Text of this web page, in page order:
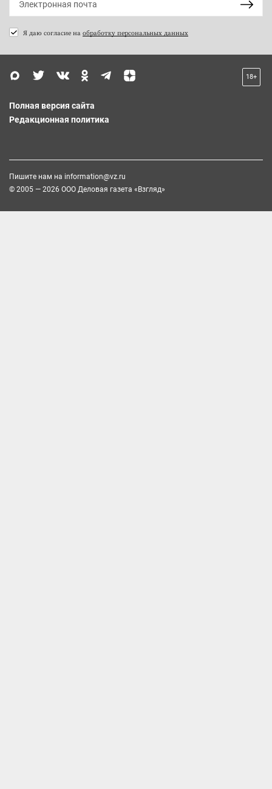
Я даю согласие на обработку персональных данных
18+
Полная версия сайта
Редакционная политика
Пишите нам на information@vz.ru
© 2005 — 2026 ООО Деловая газета «Взгляд»